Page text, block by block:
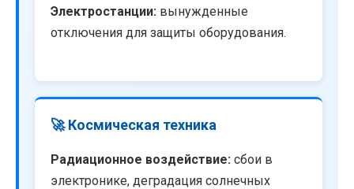
Электростанции: вынужденные
отключения для защиты оборудования.
🚀 Космическая техника
Радиационное воздействие: сбои в
электронике, деградация солнечных